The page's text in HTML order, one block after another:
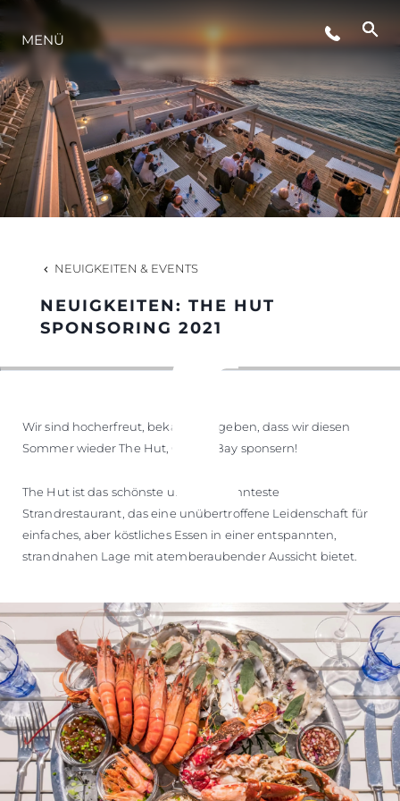
LIFESTYLE
INNOVATION
DIE FIRMA
DAS TEAM
GESCHICHTE
MENÜ
NEUIGKEITEN & EVENTS
NEUIGKEITEN: THE HUT
SPONSORING 2021
Wir sind hocherfreut, bekannt zu geben, dass wir diesen
Sommer wieder The Hut, Colwell Bay sponsern!
The Hut ist das schönste und entspannteste
Strandrestaurant, das eine unübertroffene Leidenschaft für
einfaches, aber köstliches Essen in einer entspannten,
strandnahen Lage mit atemberaubender Aussicht bietet.